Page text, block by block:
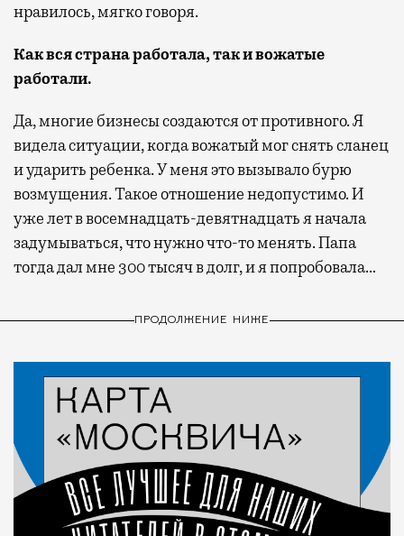
нравилось, мягко говоря.
Как вся страна работала, так и вожатые
работали.
Да, многие бизнесы создаются от противного. Я
видела ситуации, когда вожатый мог снять сланец
и ударить ребенка. У меня это вызывало бурю
возмущения. Такое отношение недопустимо. И
уже лет в восемнадцать-девятнадцать я начала
задумываться, что нужно что-то менять.Папа
тогда дал мне 300 тысяч в долг, и я попробовала…
ПРОДОЛЖЕНИЕ НИЖЕ